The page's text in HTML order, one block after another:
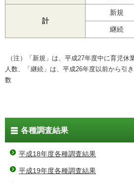
計
新規
継続
（注）「新規」は、平成27年度中に育児休
人数、
「継続」は、平成26年度以前から引
数
各種調査結果
平成18年度各種調査結果
平成19年度各種調査結果